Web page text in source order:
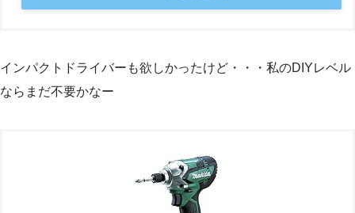
インパクトドライバーも欲しかったけど・・・私のDIYレベル
ならまだ不要かなー